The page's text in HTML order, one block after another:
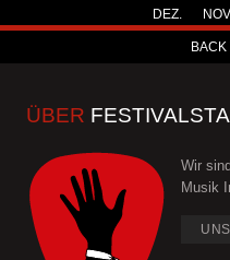
DEZ.
BACK
ÜBER
Wir
Musik